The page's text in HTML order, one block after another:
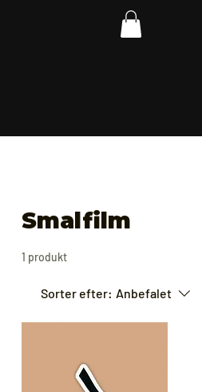
Smalfilm
1 produkt
Sorter efter: Anbefalet